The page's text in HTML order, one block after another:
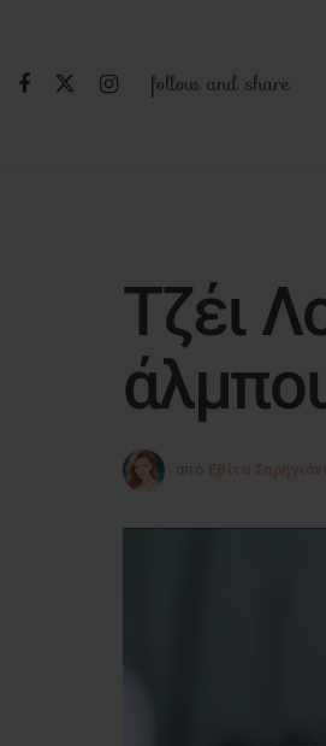
follow and share
Τζέι